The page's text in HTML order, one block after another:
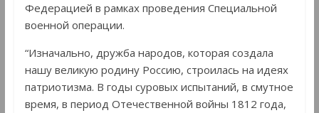
Федерацией в рамках проведения Специальной
военной операции.
“Изначально, дружба народов, которая создала
нашу великую родину Россию, строилась на идеях
патриотизма. В годы суровых испытаний, в смутное
время, в период Отечественной войны 1812 года,